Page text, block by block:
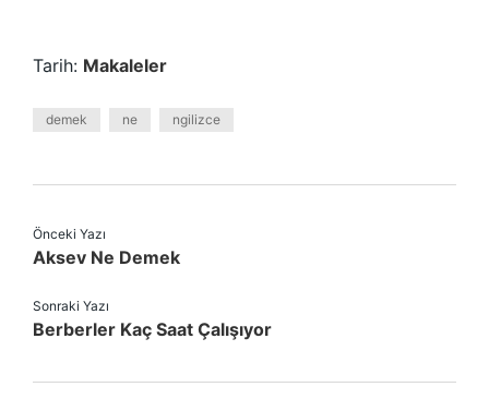
Tarih: Makaleler
demek ne ngilizce
Önceki Yazı
Aksev Ne Demek
Sonraki Yazı
Berberler Kaç Saat Çalışıyor